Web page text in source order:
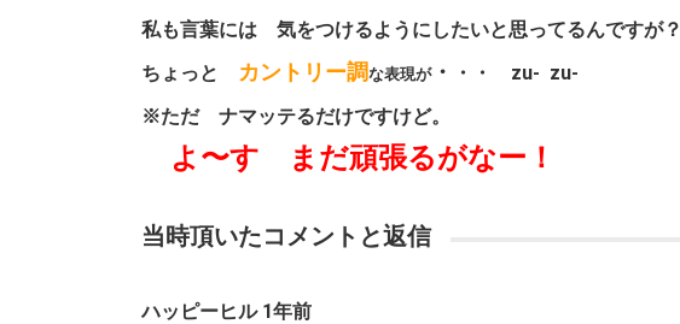
私も言葉には 気をつけるようにしたいと思ってるんですが？
ちょっと
カントリー調な表現が・
・・ zu- zu-
※ただ ナマッテるだけですけど。
よ〜す まだ頑張るがなー！
当時頂いたコメントと返信
ハッピーヒル 1年前